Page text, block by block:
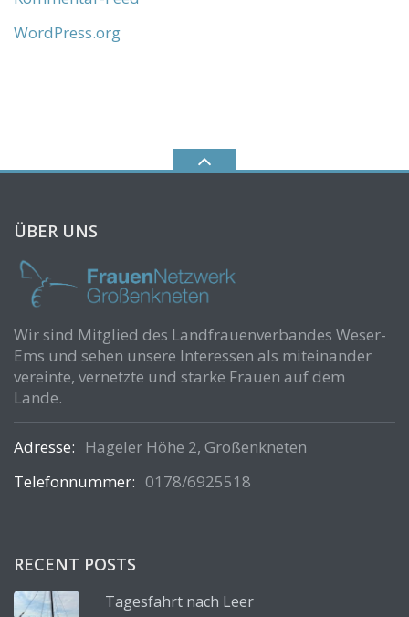
WordPress.org
ÜBER UNS
Wir sind Mitglied des Landfrauenverbandes Weser-
Ems und sehen unsere Interessen als miteinander
vereinte, vernetzte und starke Frauen auf dem
Lande.
Adresse: Hageler Höhe 2, Großenkneten
Telefonnummer: 0178/6925518
RECENT POSTS
Tagesfahrt nach Leer